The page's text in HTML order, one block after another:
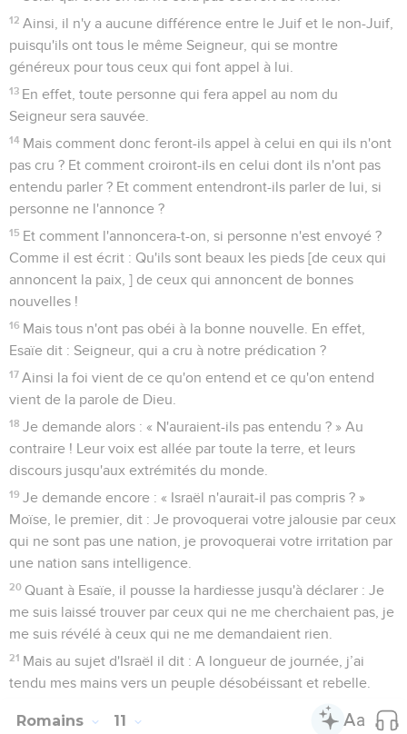
30 De même que vous avez autrefois désobéi à Dieu et que
vous avez maintenant obtenu grâce à cause de leur
désobéissance,
31 de même ils ont maintenant désobéi afin d’obtenir eux
aussi grâce à cause de la grâce qui vous a été faite,
32 car Dieu a enfermé tous les hommes dans la
désobéissance pour faire grâce à tous.
La grandeur merveilleuse de Dieu
33 Quelle profondeur ont la richesse, la sagesse et la
connaissance de Dieu ! Que ses jugements sont
insondables, et ses voies impénétrables ! En effet,
34
conseiller ?
35 Qui lui a donné le premier, pour être payé en retour ?
C'est de lui, par lui et pour lui que sont toutes choses. A
lui la gloire dans tous les siècles ! Amen !
Romains 12
Seuls les Évangiles sont disponibles en vidéo pour le moment.
La vie nouvelle au service de Dieu
Je vous encourage donc, frères et sœurs, par les
compassions de Dieu, à offrir votre corps comme un sacrifice
vivant, saint, agréable à Dieu. Ce sera de votre part un culte
raisonnable.
2 Ne vous conformez pas au monde actuel, mais soyez
transformés par le renouvellement de l’intelligence afin de